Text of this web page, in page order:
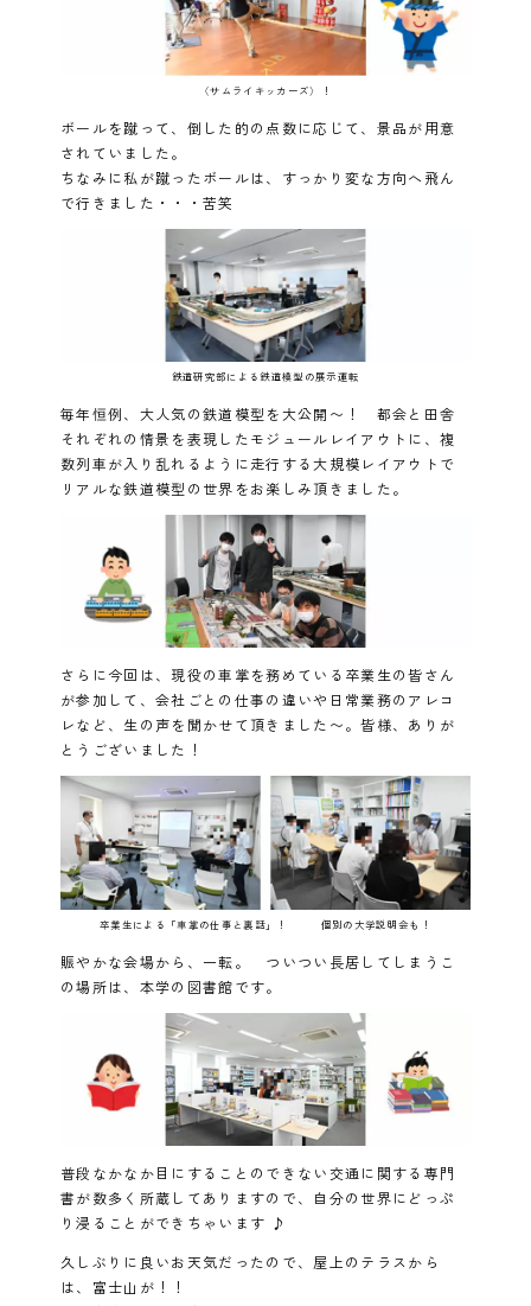
〈サムライキッカーズ〉！
ボールを蹴って、倒した的の点数に応じて、景品が用意
されていました。
ちなみに私が蹴ったボールは、すっかり変な方向へ飛ん
で行きました・・・苦笑
鉄道研究部による鉄道模型の展示運転
毎年恒例、大人気の鉄道模型を大公開〜！ 都会と田舎
それぞれの情景を表現したモジュールレイアウトに、複
数列車が入り乱れるように走行する大規模レイアウトで
リアルな鉄道模型の世界をお楽しみ頂きました。
さらに今回は、現役の車掌を務めている卒業生の皆さん
が参加して、会社ごとの仕事の違いや日常業務のアレコ
レなど、生の声を聞かせて頂きました〜。皆様、ありが
とうございました！
卒業生による「車掌の仕事と裏話」！ 個別の大学説明会も！
賑やかな会場から、一転。 ついつい長居してしまうこ
の場所は、本学の図書館です。
普段なかなか目にすることのできない交通に関する専門
書が数多く所蔵してありますので、自分の世界にどっぷ
り浸ることができちゃいます ♪
久しぶりに良いお天気だったので、屋上のテラスから
は、富士山が！！